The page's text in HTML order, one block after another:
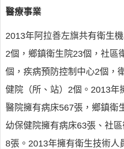
醫療事業
2013年阿拉善左旗共有衛生
2個，鄉鎮衛生院23個，社區
個，疾病預防控制中心2個，
健院（所、站）2個。2013年
醫院擁有病床567張，鄉鎮衛
幼保健院擁有病床63張、社
8張。2013年擁有衛生技術人